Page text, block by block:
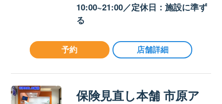
10:00~21:00／定休日：施設に準ず
る
店舗詳細
予約
保険見直し本舗 市原ア